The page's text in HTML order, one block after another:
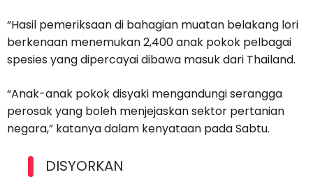
“Hasil pemeriksaan di bahagian muatan belakang lori
berkenaan menemukan 2,400 anak pokok pelbagai
spesies yang dipercayai dibawa masuk dari Thailand.
“Anak-anak pokok disyaki mengandungi serangga
perosak yang boleh menjejaskan sektor pertanian
negara,” katanya dalam kenyataan pada Sabtu.
DISYORKAN